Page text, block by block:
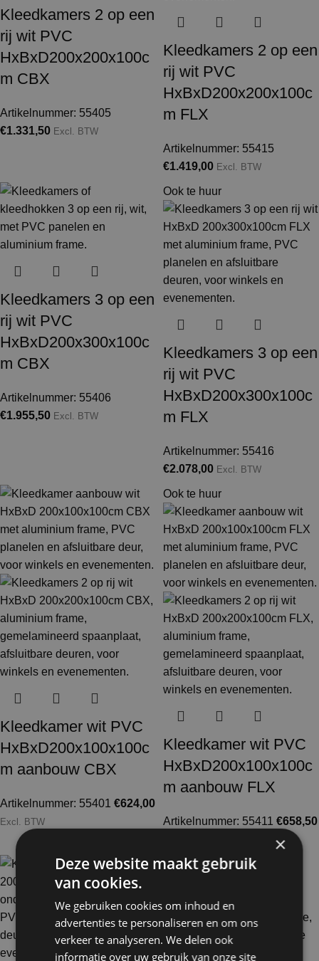
Kleedkamers 2 op een
rij wit PVC
HxBxD200x200x100c
m CBX
Artikelnummer: 55405
€1.331,50 Excl. BTW
Kleedkamers 2 op een
rij wit PVC
HxBxD200x200x100c
m FLX
Artikelnummer: 55415
€1.419,00 Excl. BTW
Kleedkamers 3 op een
rij wit PVC
HxBxD200x300x100c
m CBX
Artikelnummer: 55406
€1.955,50 Excl. BTW
Ook te huur
Kleedkamers 3 op een
rij wit PVC
HxBxD200x300x100c
m FLX
Artikelnummer: 55416
€2.078,00 Excl. BTW
Kleedkamer wit PVC
HxBxD200x100x100c
m aanbouw CBX
Artikelnummer: 55401 €624,00
Excl. BTW
Ook te huur
Kleedkamer wit PVC
HxBxD200x100x100c
m aanbouw FLX
Artikelnummer: 55411 €658,50
Ook te huur
×
Deze website maakt gebruik
van cookies.
We gebruiken cookies om inhoud en
advertenties te personaliseren en om ons
verkeer te analyseren. We delen ook
informatie over uw gebruik van onze site